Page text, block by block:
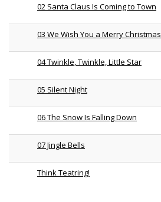
02 Santa Claus Is Coming to Town
03 We Wish You a Merry Christmas
04 Twinkle, Twinkle, Little Star
05 Silent Night
06 The Snow Is Falling Down
07 Jingle Bells
Think Teatring!